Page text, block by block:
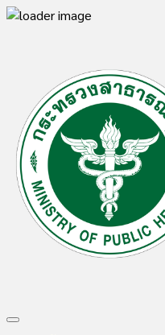
Expand